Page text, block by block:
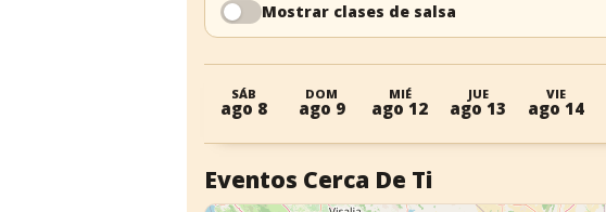
Mostrar clases de salsa
SÁB
ago 8
DOM
ago 9
MIÉ
ago 12
JUE
ago 13
VIE
ago 14
Eventos Cerca De Ti